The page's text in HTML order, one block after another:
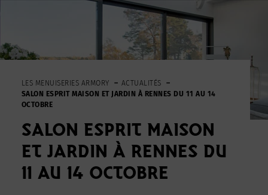
LES MENUISERIES ARMORY
ACTUALITÉS
SALON ESPRIT MAISON ET JARDIN À RENNES DU 11 AU 14
OCTOBRE
SALON ESPRIT MAISON
ET JARDIN À RENNES DU
11 AU 14 OCTOBRE